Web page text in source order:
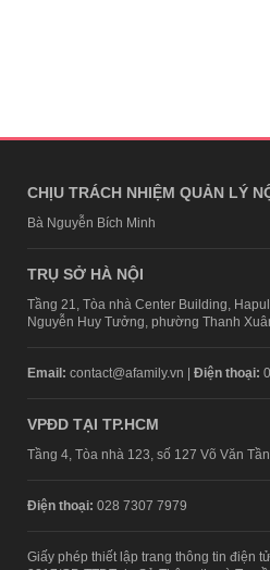
CHỊU TRÁCH NHIỆM QUẢN LÝ
Bà Nguyễn Bích Minh
TRỤ SỞ HÀ NỘI
Tầng 21, Tòa nhà Center Building,
Nguyễn Huy Tưởng, phường Thanh
Email: contact@afamily.vn | Điện thoại:
VPĐD TẠI TP.HCM
Tầng 4, Tòa nhà 123, số 127 Võ Văn
Điện thoại: 028 7307 7979
Giấy phép thiết lập trang thông tin điện